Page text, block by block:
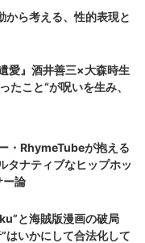
から考える、性的表現と
愛』酒井善三×大森時生
たこと“が呪いを生み、
・RhymeTubeが抱える
タナティブなヒップホッ
ー論
と海賊版漫画の破局
はいかにして合法化して